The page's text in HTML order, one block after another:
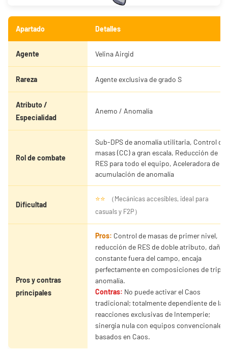
Apartado Detalles
Agente Velina Airgid
Rareza Agente exclusiva de grado S
Atributo /
Especialidad
Anemo / Anomalía
Rol de combate
Sub-DPS de anomalía utilitaria, Control de
masas (CC) a gran escala, Reducción de
RES para todo el equipo, Aceleradora de
acumulación de anomalía
Dificultad
⭐⭐
（Mecánicas accesibles, ideal para
casuals y F2P）
Pros y contras
principales
Pros: Control de masas de primer nivel,
reducción de RES de doble atributo, daño
constante fuera del campo, encaja
perfectamente en composiciones de triple
anomalía.
Contras: No puede activar el Caos
tradicional; totalmente dependiente de las
reacciones exclusivas de Intemperie;
sinergia nula con equipos convencionales
basados en Caos.